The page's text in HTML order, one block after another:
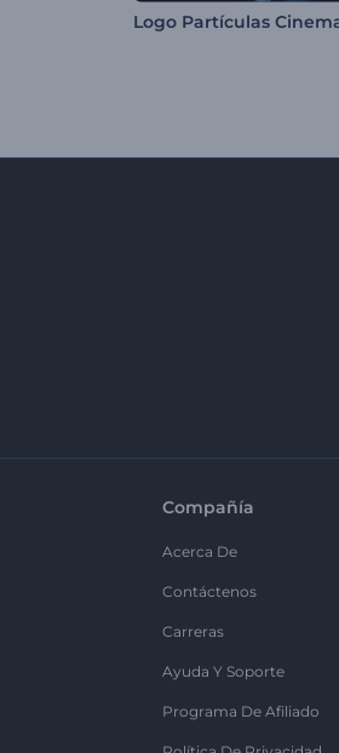
Compañía
Acerca De
Contáctenos
Carreras
Ayuda Y Soporte
Programa De Afiliado